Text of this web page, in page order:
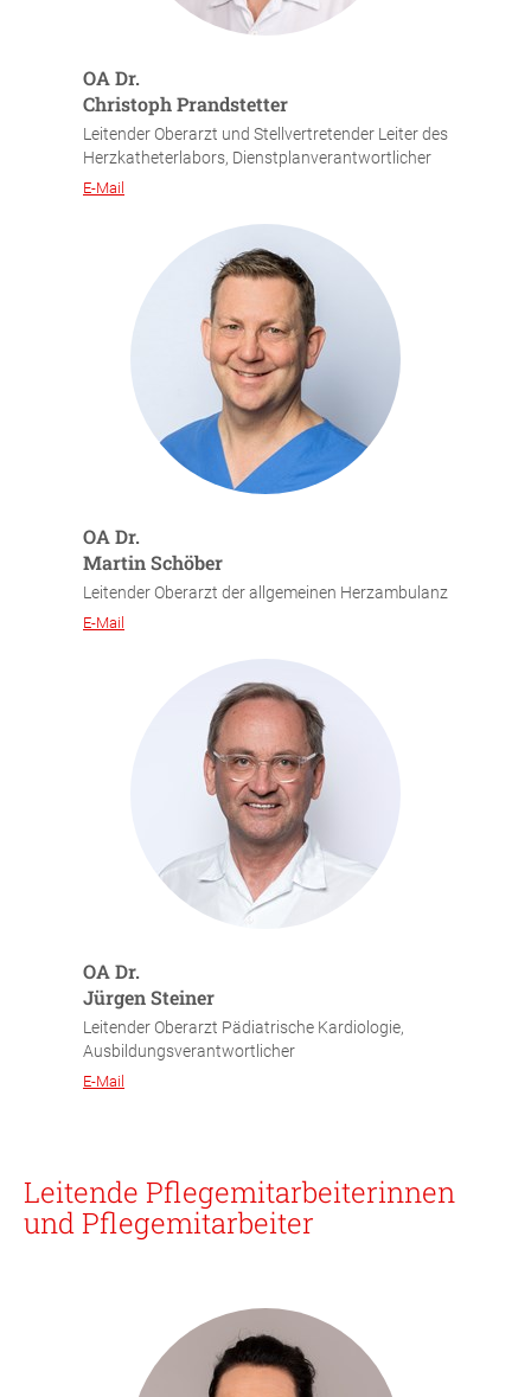
OA Dr.
Christoph Prandstetter
Leitender Oberarzt und Stellvertretender Leiter des
Herzkatheterlabors, Dienstplanverantwortlicher
E-Mail
OA Dr.
Martin Schöber
Leitender Oberarzt der allgemeinen Herzambulanz
E-Mail
OA Dr.
Jürgen Steiner
Leitender Oberarzt Pädiatrische Kardiologie,
Ausbildungsverantwortlicher
E-Mail
Leitende Pflegemitarbeiterinnen
und Pflegemitarbeiter